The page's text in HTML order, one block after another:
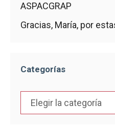
ASPACGRAP
Gracias, María, por
Categorías
Categorías